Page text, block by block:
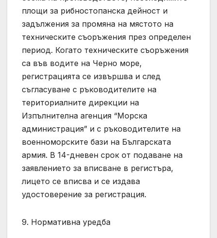
площи за рибностопанска дейност и
задължения за промяна на мястото на
техническите съоръжения през определен
период. Когато техническите съоръжения
са във водите на Черно море,
регистрацията се извършва и след
съгласуване с ръководителите на
териториалните дирекции на
Изпълнителна агенция “Морска
администрация” и с ръководителите на
военноморските бази на Българската
армия. В 14-дневен срок от подаване на
заявлението за вписване в регистъра,
лицето се вписва и се издава
удостоверение за регистрация.
9. Нормативна уредба